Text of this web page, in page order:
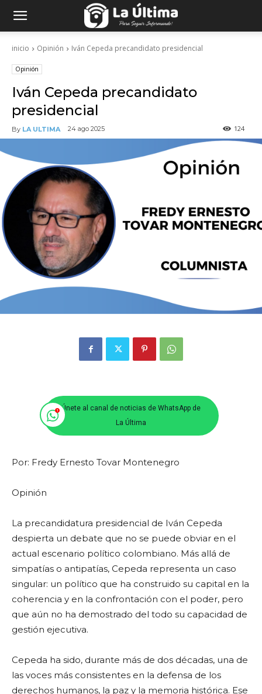
inicio Opinión Iván Cepeda precandidato presidencial
Opinión
Iván Cepeda precandidato
presidencial
By LA ULTIMA 24 ago 2025 124
Únete al canal de noticias de WhatsApp de
La Última
Por: Fredy Ernesto Tovar Montenegro
Opinión
La precandidatura presidencial de Iván Cepeda
despierta un debate que no se puede obviar en el
actual escenario político colombiano. Más allá de
simpatías o antipatías, Cepeda representa un caso
singular: un político que ha construido su capital en la
coherencia y en la confrontación con el poder, pero
que aún no ha demostrado del todo su capacidad de
gestión ejecutiva.
Cepeda ha sido, durante más de dos décadas, una de
las voces más consistentes en la defensa de los
derechos humanos, la paz y la memoria histórica. Ese